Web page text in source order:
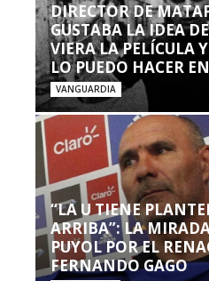
DIRECTOR DE
GUSTABA LA IDEA
VIERA LA PELÍCULA
LO PUEDO HACER
VANGUARDIA
“LA U TIENE
ARRIBA”: LA
PUYOL POR EL
FERNANDO GAGO